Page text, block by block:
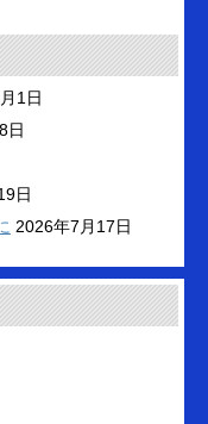
1日
日
日
2026年7月17日